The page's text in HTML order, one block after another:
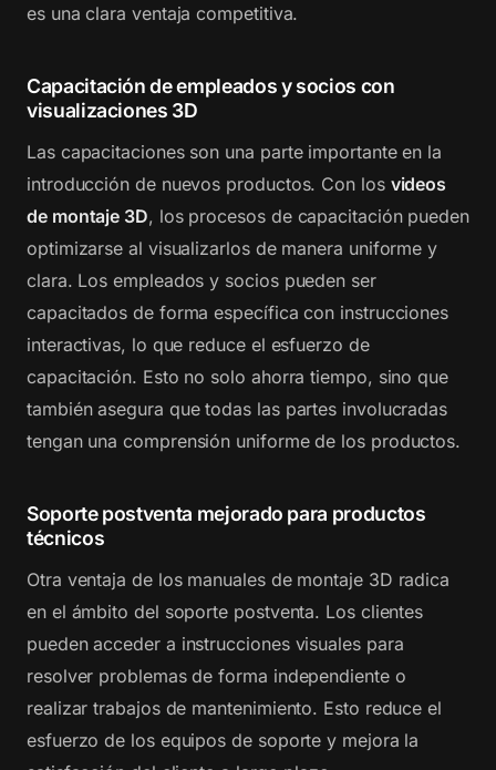
es una clara ventaja competitiva.
Capacitación de empleados y socios con
visualizaciones 3D
Las capacitaciones son una parte importante en la
introducción de nuevos productos. Con los videos
de montaje 3D, los procesos de capacitación pueden
optimizarse al visualizarlos de manera uniforme y
clara. Los empleados y socios pueden ser
capacitados de forma específica con instrucciones
interactivas, lo que reduce el esfuerzo de
capacitación. Esto no solo ahorra tiempo, sino que
también asegura que todas las partes involucradas
tengan una comprensión uniforme de los productos.
Soporte postventa mejorado para productos
técnicos
Otra ventaja de los manuales de montaje 3D radica
en el ámbito del soporte postventa. Los clientes
pueden acceder a instrucciones visuales para
resolver problemas de forma independiente o
realizar trabajos de mantenimiento. Esto reduce el
esfuerzo de los equipos de soporte y mejora la